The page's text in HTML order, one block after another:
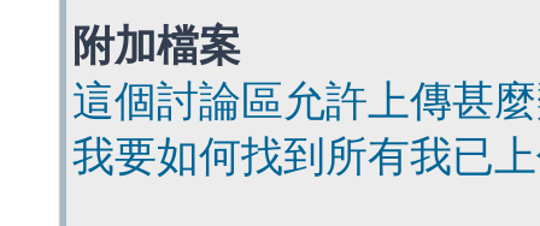
附加檔案
這個討論區允許上傳甚
我要如何找到所有我已